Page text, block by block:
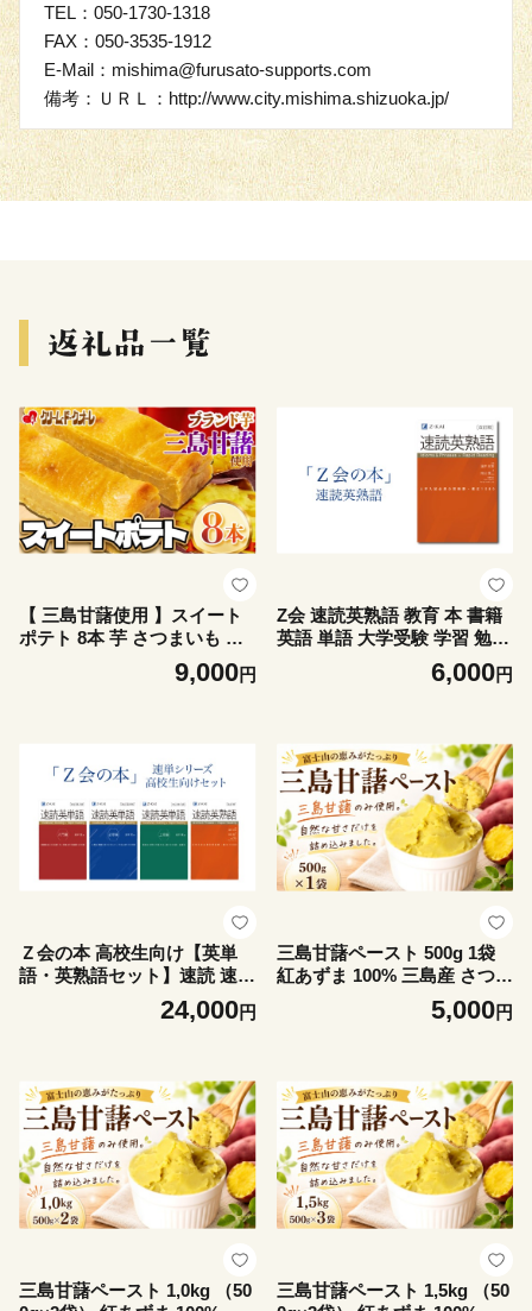
TEL：050-1730-1318
FAX：050-3535-1912
E-Mail：mishima@furusato-supports.com
備考：ＵＲＬ：http://www.city.mishima.shizuoka.jp/
【 三島甘藷使用 】スイート
ポテト 8本 芋 さつまいも サ
ツマイモ おさつ お菓子 菓子
スイーツ 小分け 個包装 クリ
9,000円
Z会 速読英熟語 教育 本 書籍
英語 単語 大学受験 学習 勉強
高校生 対策 自宅学習 参考書
株式会社Ｚ会 三島市 静岡県
6,000円
Ｚ会の本 高校生向け【英単
語・英熟語セット】速読 速熟
教育 本 書籍 英語 単語集 大
学受験 学習 勉強 高校生 対策
24,000円
三島甘藷ペースト 500g 1袋
紅あずま 100% 三島産 さつま
芋 みしまかんしょ 国産 芋ペ
ースト さつまいも サツマイ
り パン作り 芋ジャム 保存
料・添加物不使用 業務用 老
舗 製餡所 甲石製餡 三島市 静
岡県
5,000円
三島甘藷ペースト 1,0kg （50
三島甘藷ペースト 1,5kg （50